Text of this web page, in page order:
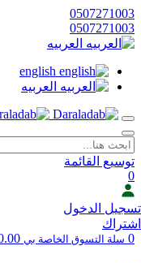
0507271003
0507271003
العربيه
english
العربيه
توسيع القائمة
0
تسجيل الدخول
اشتراك
0 سلة التسوق الخاصة بي